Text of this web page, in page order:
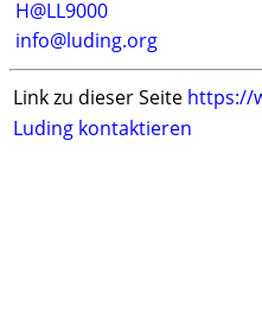
H@LL9000
info@luding.org
Link zu dieser Seite https://
Luding kontaktieren